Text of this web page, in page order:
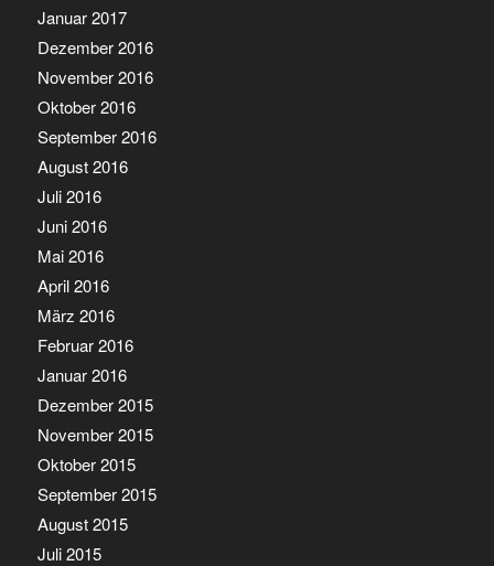
Januar 2017
Dezember 2016
November 2016
Oktober 2016
September 2016
August 2016
Juli 2016
Juni 2016
Mai 2016
April 2016
März 2016
Februar 2016
Januar 2016
Dezember 2015
November 2015
Oktober 2015
September 2015
August 2015
Juli 2015